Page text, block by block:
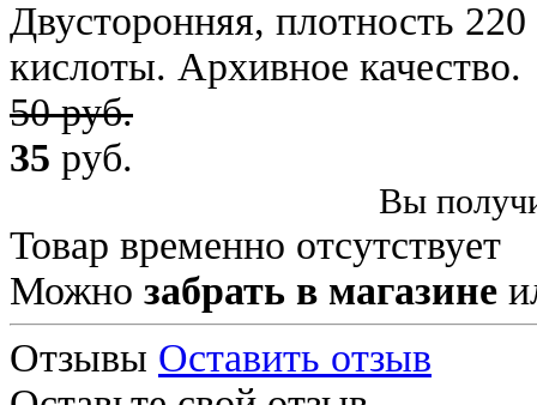
Двусторонняя, плотность
кислоты. Архивное качество.
50 руб.
35 руб.
Вы
Товар временно отсутствует
Можно забрать в магазине
Отзывы Оставить отзыв